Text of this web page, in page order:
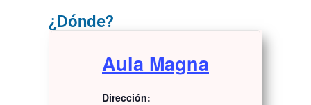
¿Dónde?
Aula Magna
Dirección: